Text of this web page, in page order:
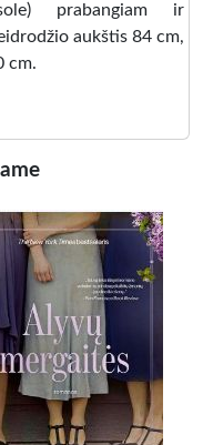
prabangiam ir
aukštis 84 cm,
cm.